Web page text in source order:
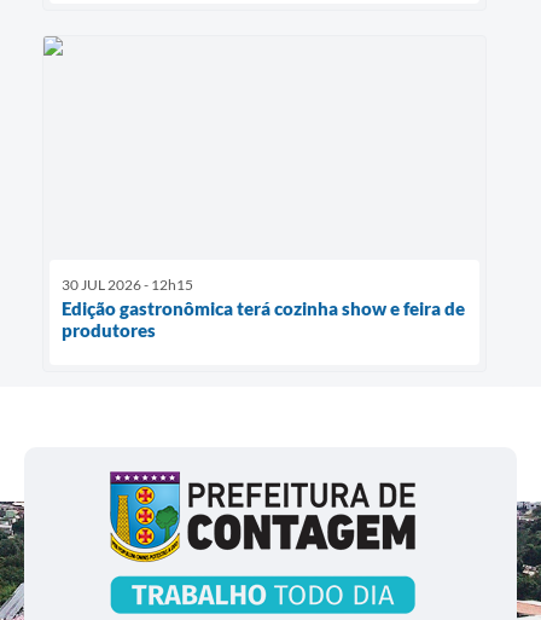
30 JUL 2026 - 12h15
Edição gastronômica terá cozinha show e feira de
produtores